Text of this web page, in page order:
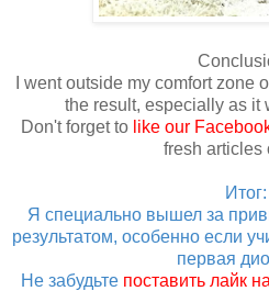
I went outside my comfort zone
the result, especially as it
Don't forget to like our
fresh articles
Итог:
Я специально вышел за
результатом, особенно если
первая
Не забудьте поставить лайк